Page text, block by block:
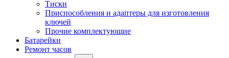
Тиски
Приспособления и адаптеры для изготовления
ключей
Прочие комплектующие
Батарейки
Ремонт часов